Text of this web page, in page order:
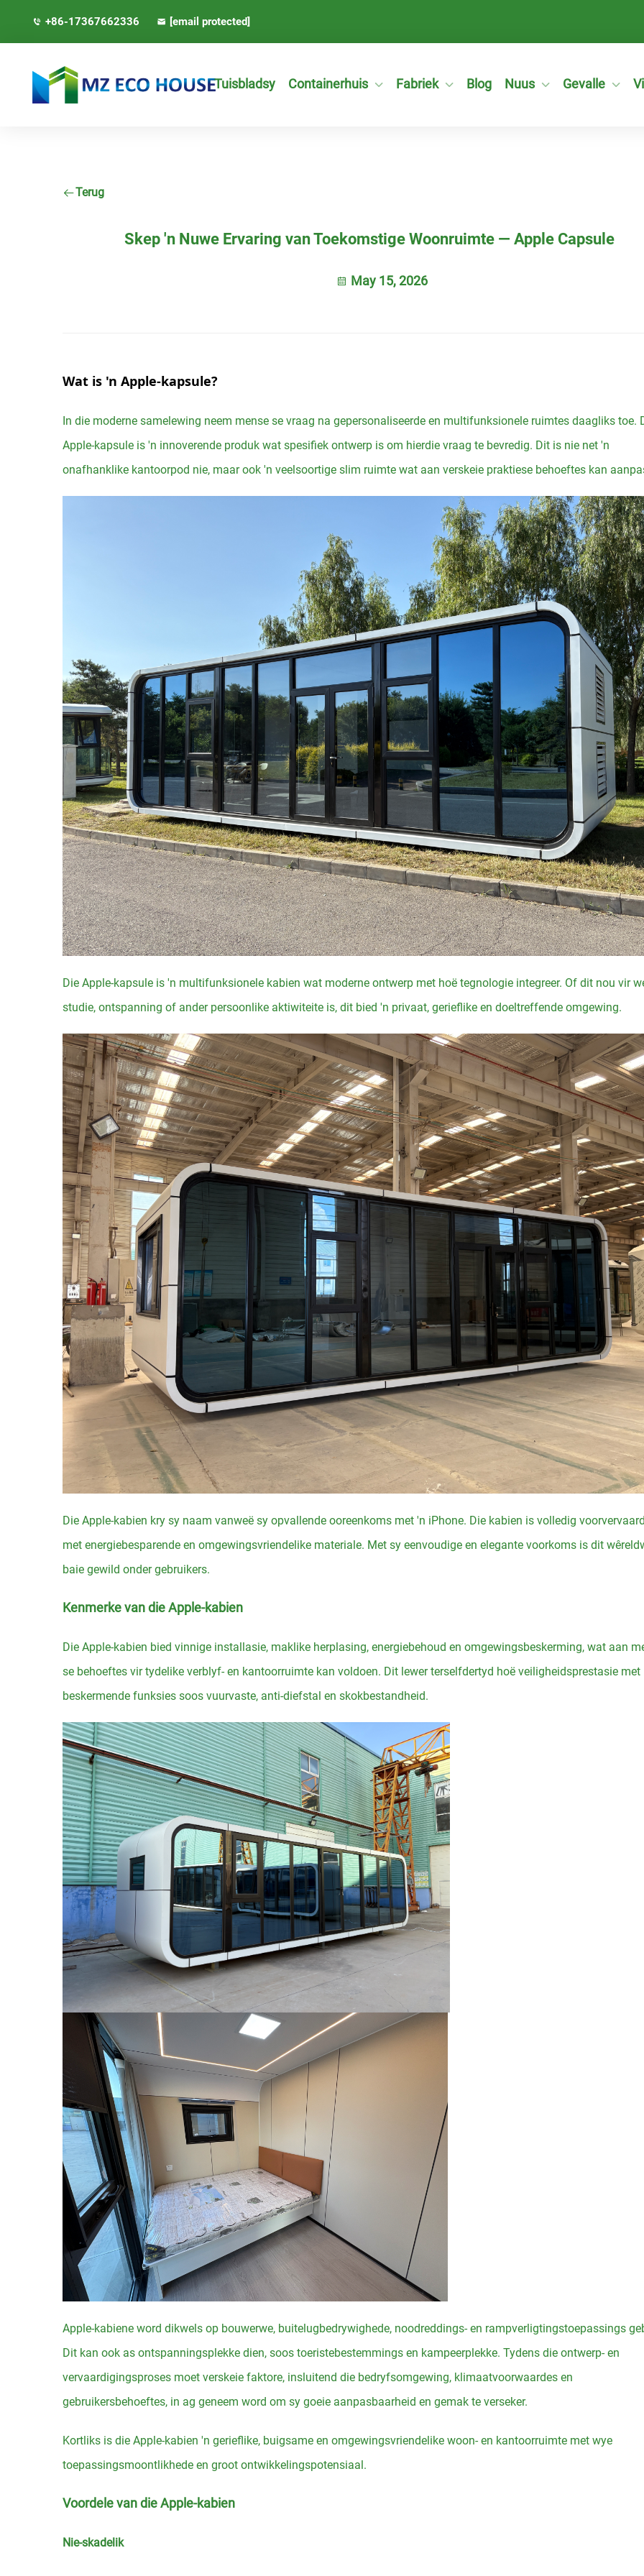
+86-17367662336 [email protected]
Tuisbladsy Containerhuis Fabriek Blog Nuus Gevalle
Terug
Skep 'n Nuwe Ervaring van Toekomstige Woonruimte — Apple Capsule
May 15, 2026
Wat is 'n Apple-kapsule?
In die moderne samelewing neem mense se vraag na gepersonaliseerde en multifunksionele ruimtes daagliks toe.
Apple-kapsule is 'n innoverende produk wat spesifiek ontwerp is om hierdie vraag te bevredig. Dit is nie net 'n
onafhanklike kantoorpod nie, maar ook 'n veelsoortige slim ruimte wat aan verskeie praktiese behoeftes kan
Die Apple-kapsule is 'n multifunksionele kabien wat moderne ontwerp met hoë tegnologie integreer. Of dit nou vir
studie, ontspanning of ander persoonlike aktiwiteite is, dit bied 'n privaat, gerieflike en doeltreffende omgewing.
Die Apple-kabien kry sy naam vanweë sy opvallende ooreenkoms met 'n iPhone. Die kabien is volledig
met energiebesparende en omgewingsvriendelike materiale. Met sy eenvoudige en elegante voorkoms is dit
baie gewild onder gebruikers.
Kenmerke van die Apple-kabien
Die Apple-kabien bied vinnige installasie, maklike herplasing, energiebehoud en omgewingsbeskerming, wat aan
se behoeftes vir tydelike verblyf- en kantoorruimte kan voldoen. Dit lewer terselfdertyd hoë veiligheidsprestasie met
beskermende funksies soos vuurvaste, anti-diefstal en skokbestandheid.
Apple-kabiene word dikwels op bouwerwe, buitelugbedrywighede, noodreddings- en rampverligtingstoepassings
Dit kan ook as ontspanningsplekke dien, soos toeristebestemmings en kampeerplekke. Tydens die ontwerp- en
vervaardigingsproses moet verskeie faktore, insluitend die bedryfsomgewing, klimaatvoorwaardes en
gebruikersbehoeftes, in ag geneem word om sy goeie aanpasbaarheid en gemak te verseker.
Kortliks is die Apple-kabien 'n gerieflike, buigsame en omgewingsvriendelike woon- en kantoorruimte met wye
toepassingsmoontlikhede en groot ontwikkelingspotensiaal.
Voordele van die Apple-kabien
Nie-skadelik